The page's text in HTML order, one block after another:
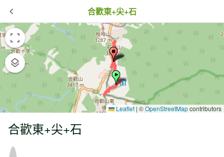
合歡東+尖+石
Leaflet | ©OpenStreetMapcontributors
合歡東+尖+石